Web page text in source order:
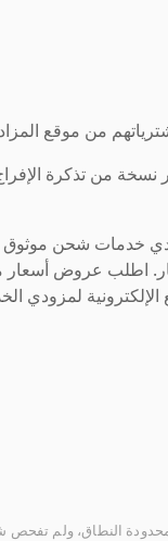
من موقع
نسخة من تذكرة
خدمات شحن موثوق
اطلب عروض أسعار
لمزودي
محدودة النطاق، ولم